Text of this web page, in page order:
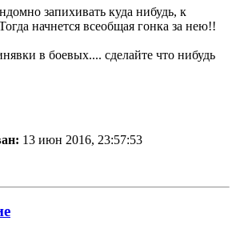
запихивать куда нибудь, к
начнется всеобщая гонка за нею!!
в боевых.... сделайте что нибудь
13 июн 2016, 23:57:53